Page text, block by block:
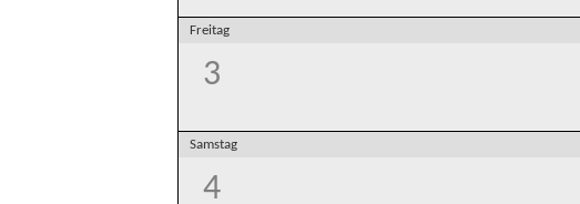
Freitag
3
Samstag
4